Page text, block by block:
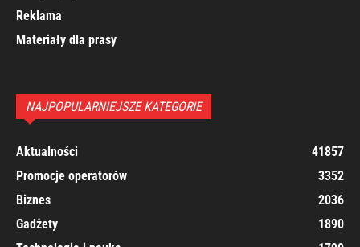
Reklama
Materiały dla prasy
NAJPOPULARNIEJSZE KATEGORIE
Aktualności
41857
Promocje operatorów
3352
Biznes
2036
Gadżety
1890